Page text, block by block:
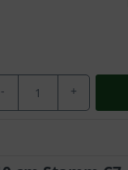
- +